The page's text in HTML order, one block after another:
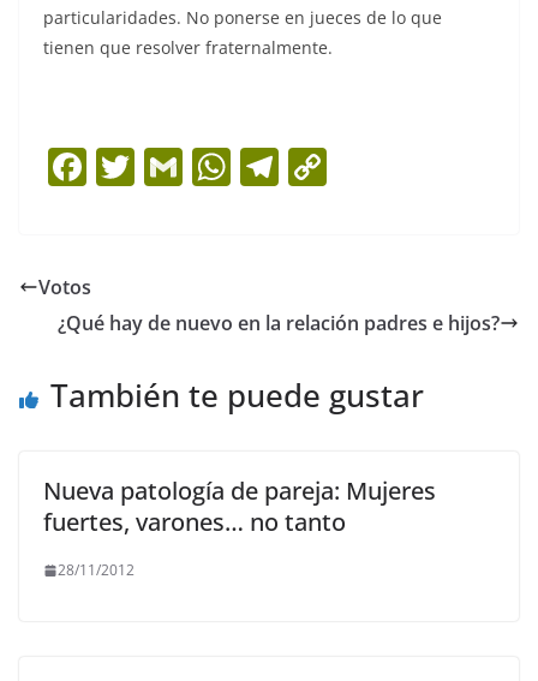
particularidades. No ponerse en jueces de lo que
tienen que resolver fraternalmente.
F
e
b
o
T G W
A
p
T
a Li
k
Votos
¿Qué hay de nuevo en la relación padres e hijos?
También te puede gustar
Nueva patología de pareja: Mujeres
fuertes, varones… no tanto
28/11/2012